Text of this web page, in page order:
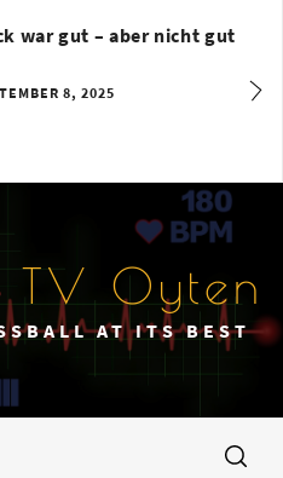
war gut – aber nicht gut
8, 2025
Oyten
AT ITS BEST